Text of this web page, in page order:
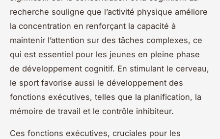
recherche souligne que l’activité physique améliore
la concentration en renforçant la capacité à
maintenir l’attention sur des tâches complexes, ce
qui est essentiel pour les jeunes en pleine phase
de développement cognitif. En stimulant le cerveau,
le sport favorise aussi le développement des
fonctions exécutives, telles que la planification, la
mémoire de travail et le contrôle inhibiteur.
Ces fonctions exécutives, cruciales pour les